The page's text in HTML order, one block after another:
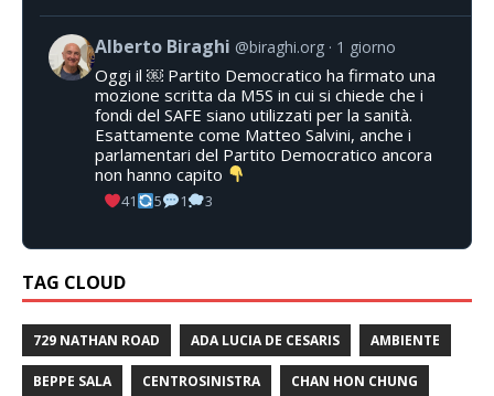
Alberto Biraghi @biraghi.org 1 giorno
Oggi il ￼ Partito Democratico ha firmato una
mozione scritta da M5S in cui si chiede che i
fondi del SAFE siano utilizzati per la sanità.
Esattamente come Matteo Salvini, anche i
parlamentari del Partito Democratico ancora
non hanno capito
41 5 1 3
TAG CLOUD
729 NATHAN ROAD ADA LUCIA DE CESARIS AMBIENTE
BEPPE SALA CENTROSINISTRA CHAN HON CHUNG